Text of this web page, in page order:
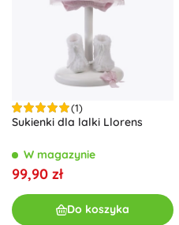
(1)
Sukienki dla lalki Llorens
W magazynie
99,90 zł
Do koszyka